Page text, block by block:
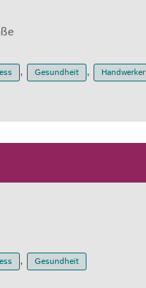
, Gesundheit , Handwerker
, Gesundheit